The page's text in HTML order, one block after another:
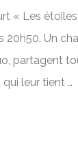
« Les
20h50. Un
partagent
leur tient …